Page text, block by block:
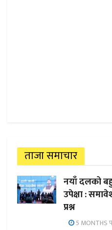
ताजा समाचार
नयाँ दलको
उपेक्षा :
प्रश्न
5 MONTHS